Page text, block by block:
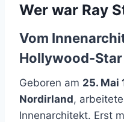
Wer war Ray
Vom
Hollywood-Star
Geboren am 25. Mai
Nordirland,
Innenarchitekt. Erst